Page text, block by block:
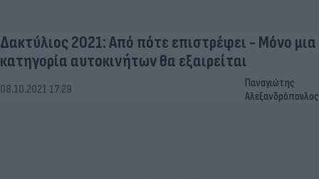
Δακτύλιος 2021: Από πότε επιστρέφει - Μόνο μια
κατηγορία αυτοκινήτων θα εξαιρείται
08.10.2021 17:29
Παναγιώτης
Αλεξανδρόπουλος